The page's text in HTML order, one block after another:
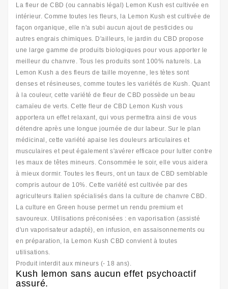
La fleur de CBD (ou cannabis légal) Lemon Kush est cultivée en
intérieur. Comme toutes les fleurs, la Lemon Kush est cultivée de
façon organique, elle n'a subi aucun ajout de pesticides ou
autres engrais chimiques. D'ailleurs, le jardin du CBD propose
une large gamme de produits biologiques pour vous apporter le
meilleur du chanvre . Tous les produits sont 100% naturels. La
Lemon Kush a des fleurs de taille moyenne, les tètes sont
denses et résineuses, comme toutes les variétés de Kush. Quant
à la couleur, cette variété de fleur de CBD possède un beau
camaïeu de verts. Cette fleur de CBD Lemon Kush vous
apportera un effet relaxant, qui vous permettra ainsi de vous
détendre après une longue journée de dur labeur. Sur le plan
médicinal, cette variété apaise les douleurs articulaires et
musculaires et peut également s'avérer efficace pour lutter contre
les maux de têtes mineurs. Consommée le soir, elle vous aidera
à mieux dormir. Toutes les fleurs, ont un taux de CBD semblable
compris autour de 10%. Cette variété est cultivée par des
agriculteurs Italien spécialisés dans la culture de chanvre CBD.
La culture en Green house permet un rendu premium et
savoureux. Utilisations préconisées : en vaporisation (assisté
d'un vaporisateur adapté), en infusion, en assaisonnements ou
en préparation, la Lemon Kush CBD convient à toutes
utilisations.
Produit interdit aux mineurs (- 18 ans).
Kush lemon sans aucun effet psychoactif
assuré.